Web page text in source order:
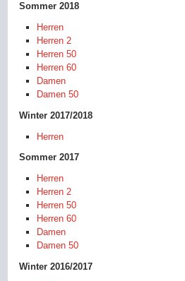
Sommer 2018
Herren
Herren 2
Herren 50
Herren 60
Damen
Damen 50
Winter 2017/2018
Herren
Sommer 2017
Herren
Herren 2
Herren 50
Herren 60
Damen
Damen 50
Winter 2016/2017